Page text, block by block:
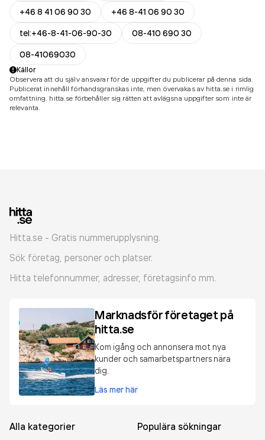
+46 8 41 06 90 30
+46 8-41 06 90 30
tel:+46-8-41-06-90-30
08-410 690 30
08-41069030
Källor
Observera att du själv ansvarar för de uppgifter du publicerar på denna sida.
Publicerat innehåll förhandsgranskas inte, men övervakas av hitta.se i rimlig
omfattning. hitta.se förbehåller sig rätten att avlägsna uppgifter som inte är
relevanta.
Hitta.se - Gratis nummerupplysning.
Sök företag, personer och platser.
Hitta telefonnummer, adresser, företagsinfo mm.
Marknadsför företaget på
hitta.se
Kom igång och annonsera mot nya
kunder och samarbetspartners nära
dig.
Läs mer här
Alla kategorier Populära sökningar